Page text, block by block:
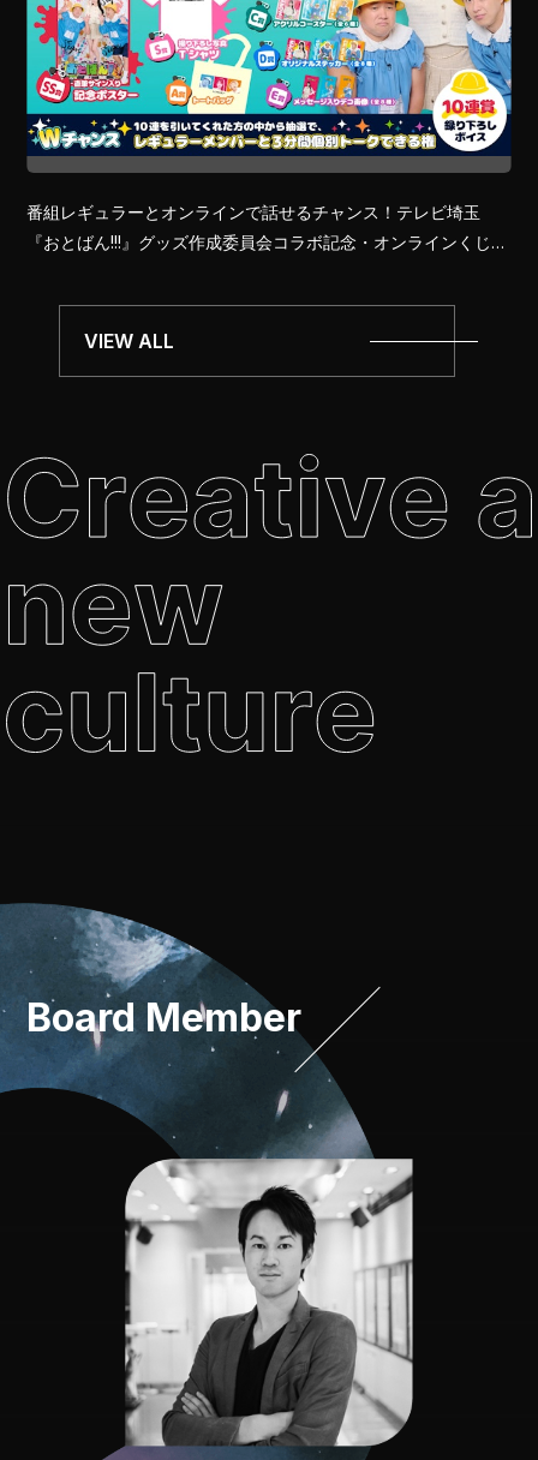
番組レギュラーとオンラインで話せるチャンス！テレビ埼玉
『おとばん!!!』グッズ作成委員会コラボ記念・オンラインくじを
VIEW ALL
Board Member